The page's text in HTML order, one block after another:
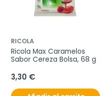
RICOLA
Ricola Max Caramelos
Sabor Cereza Bolsa, 68 g
3,30 €